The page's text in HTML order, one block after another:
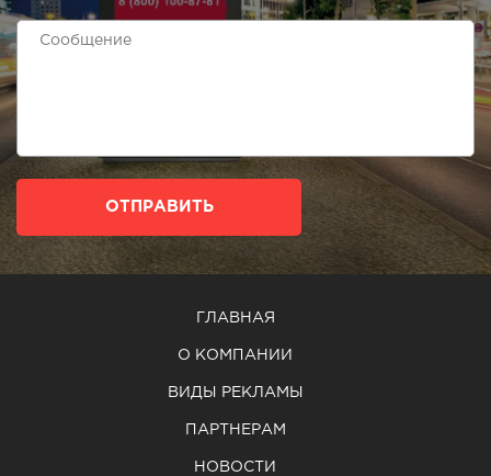
ОТПРАВИТЬ
ГЛАВНАЯ
О КОМПАНИИ
ВИДЫ РЕКЛАМЫ
ПАРТНЕРАМ
НОВОСТИ